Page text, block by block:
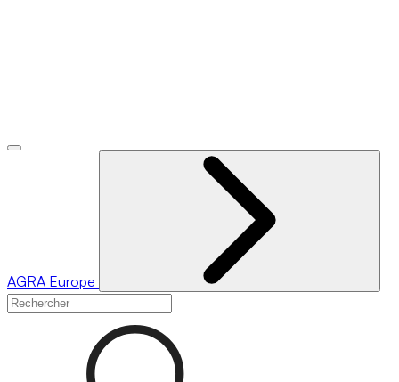
AGRA Europe